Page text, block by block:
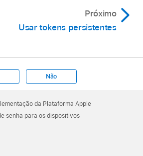
Próximo
Usar tokens persistentes
Não
da Plataforma Apple
senha para os dispositivos